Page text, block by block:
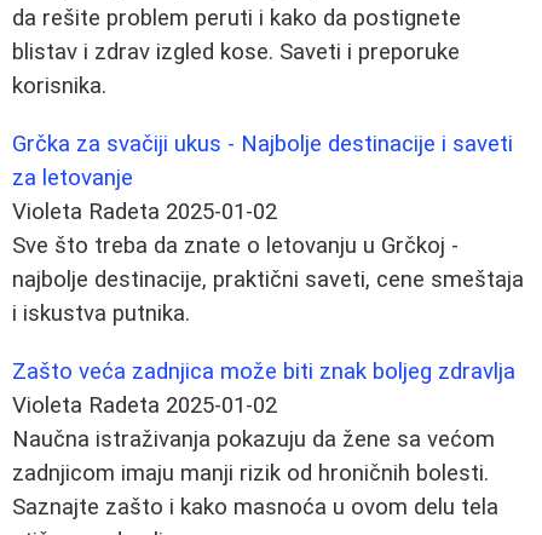
da rešite problem peruti i kako da postignete
blistav i zdrav izgled kose. Saveti i preporuke
korisnika.
Grčka za svačiji ukus - Najbolje destinacije i saveti
za letovanje
Violeta Radeta 2025-01-02
Sve što treba da znate o letovanju u Grčkoj -
najbolje destinacije, praktični saveti, cene smeštaja
i iskustva putnika.
Zašto veća zadnjica može biti znak boljeg zdravlja
Violeta Radeta 2025-01-02
Naučna istraživanja pokazuju da žene sa većom
zadnjicom imaju manji rizik od hroničnih bolesti.
Saznajte zašto i kako masnoća u ovom delu tela